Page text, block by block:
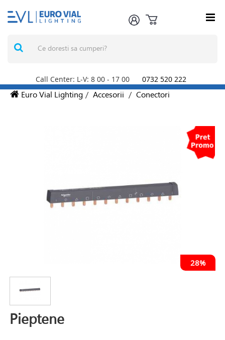
Call Center: L-V: 8 00 - 17 00 0732 520 222
Euro Vial Lighting / Accesorii / Conectori
28%
Pieptene